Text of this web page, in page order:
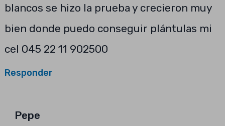
blancos se hizo la prueba y crecieron muy
bien donde puedo conseguir plántulas mi
cel 045 22 11 902500
Responder
Pepe